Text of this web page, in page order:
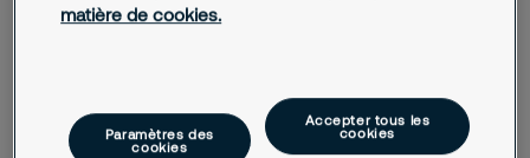
matière de cookies.
Paramètres des
cookies
Accepter tous les
cookies